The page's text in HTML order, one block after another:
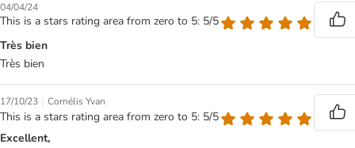
04/04/24
This is a stars rating area from zero to 5: 5/5
Très bien
Très bien
17/10/23 | Cornélis Yvan
This is a stars rating area from zero to 5: 5/5
Excellent,